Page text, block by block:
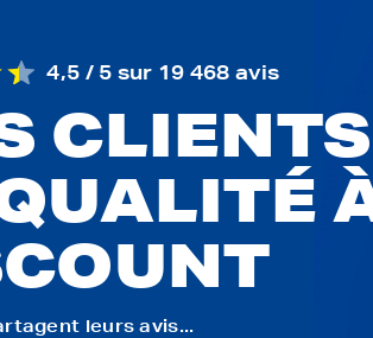
4,5 / 5 sur 19 468 avis
leurs avis...